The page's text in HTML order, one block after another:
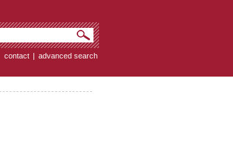
contact | advanced search